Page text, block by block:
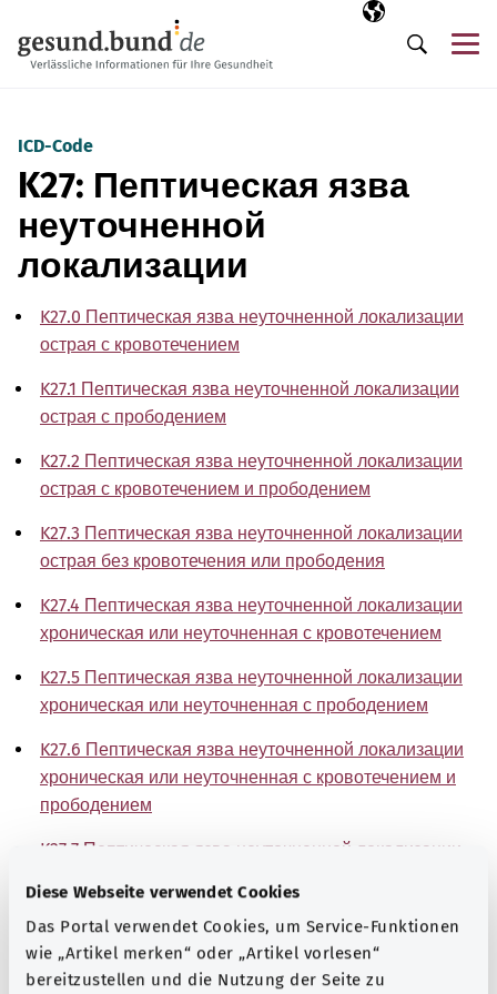
Diese Webseite verwendet Cookies
Das Portal verwendet Cookies, um Service-Funktionen
wie „Artikel merken“ oder „Artikel vorlesen“
bereitzustellen und die Nutzung der Seite zu
Выбранный
RU
Поиск
ICD-Code
K27: Пептическая язва
неуточненной
локализации
K27.0 Пептическая язва неуточненной локализации
острая с кровотечением
K27.1 Пептическая язва неуточненной локализации
острая с прободением
K27.2 Пептическая язва неуточненной локализации
острая с кровотечением и прободением
K27.3 Пептическая язва неуточненной локализации
острая без кровотечения или прободения
K27.4 Пептическая язва неуточненной локализации
хроническая или неуточненная с кровотечением
K27.5 Пептическая язва неуточненной локализации
хроническая или неуточненная с прободением
K27.6 Пептическая язва неуточненной локализации
хроническая или неуточненная с кровотечением и
прободением
K27.7 Пептическая язва неуточненной локализации
K27.9 Пептическая язва неуточненной локализации
не уточненная как острая или хроническая без
кровотечения или прободения